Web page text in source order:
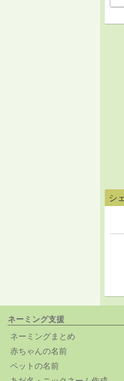
シ
ネーミング支援
ネーミングまとめ
赤ちゃんの名前
ペットの名前